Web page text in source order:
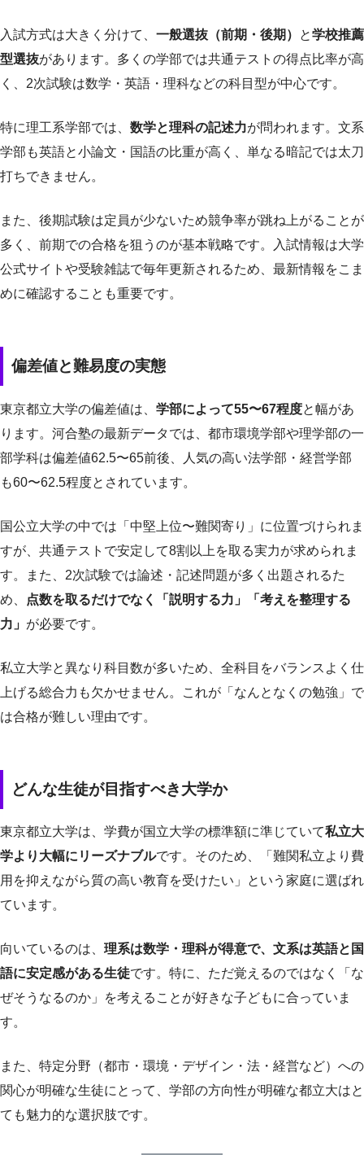
入試方式は大きく分けて、 一般選抜（前期・後期） と学校推薦
型選抜があります。多くの学部では共通テストの得点比率が高
く、2次試験は数学・英語・理科などの科目型が中心です。
特に理工系学部では、 数学と理科の記述力が問われます。文系
学部も英語と小論文・国語の比重が高く、単なる暗記では太刀
打ちできません。
また、後期試験は定員が少ないため競争率が跳ね上がることが
多く、前期での合格を狙うのが基本戦略です。入試情報は大学
公式サイトや受験雑誌で毎年更新されるため、最新情報をこま
めに確認することも重要です。
偏差値と難易度の実態
東京都立大学の偏差値は、 学部によって55〜67程度と幅があ
ります。河合塾の最新データでは、都市環境学部や理学部の一
部学科は偏差値62.5〜65前後、人気の高い法学部・経営学部
も60〜62.5程度とされています。
国公立大学の中では「中堅上位〜難関寄り」に位置づけられま
すが、共通テストで安定して8割以上を取る実力が求められま
す。また、2次試験では論述・記述問題が多く出題されるた
め、
点数を取るだけでなく「説明する力」「考えを整理する
力」 が必要です。
私立大学と異なり科目数が多いため、全科目をバランスよく仕
上げる総合力も欠かせません。これが「なんとなくの勉強」で
は合格が難しい理由です。
どんな生徒が目指すべき大学か
東京都立大学は、学費が国立大学の標準額に準じていて私立大
学より大幅にリーズナブルです。そのため、「難関私立より費
用を抑えながら質の高い教育を受けたい」という家庭に選ばれ
ています。
向いているのは、 理系は数学・理科が得意で、文系は英語と国
語に安定感がある生徒です。特に、ただ覚えるのではなく「な
ぜそうなるのか」を考えることが好きな子どもに合っていま
す。
また、特定分野（都市・環境・デザイン・法・経営など）への
関心が明確な生徒にとって、学部の方向性が明確な都立大はと
ても魅力的な選択肢です。